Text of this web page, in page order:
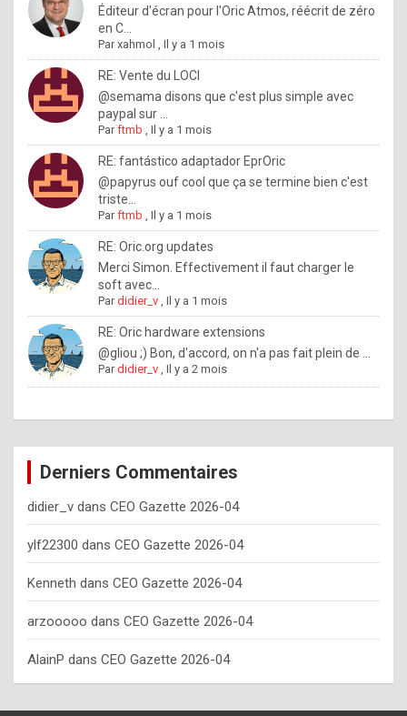
u
w
a
n
t
o
n
o
w
h
o
w
o
e
y
o
u
s
h
o
Éditeur d'écran pour l'Oric Atmos, réécrit de zéro
en C...
Parxahmol ,Il y a 1 mois
RE: Vente du LOCI
@semama disons que c'est plus simple avec
paypal sur ...
Parftmb ,Il y a 1 mois
RE: fantástico adaptador EprOric
@papyrus ouf cool que ça se termine bien c'est
triste...
Parftmb ,Il y a 1 mois
RE: Oric.org updates
Merci Simon. Effectivement il faut charger le
soft avec...
Pardidier_v ,Il y a 1 mois
RE: Oric hardware extensions
@gliou ;) Bon, d'accord, on n'a pas fait plein de ...
Pardidier_v ,Il y a 2 mois
Derniers Commentaires
didier_v dans CEO Gazette 2026-04
ylf22300 dans CEO Gazette 2026-04
Kenneth dans CEO Gazette 2026-04
arzooooo dans CEO Gazette 2026-04
AlainP dans CEO Gazette 2026-04